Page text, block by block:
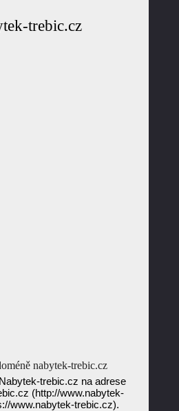
trebic.cz
nabytek-trebic.cz
trebic.cz na adrese
(http://www.nabytek-
www.nabytek-trebic.cz).